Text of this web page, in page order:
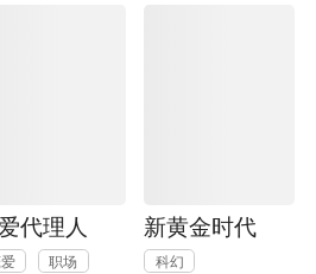
代理人
职场
新黄金时代
科幻